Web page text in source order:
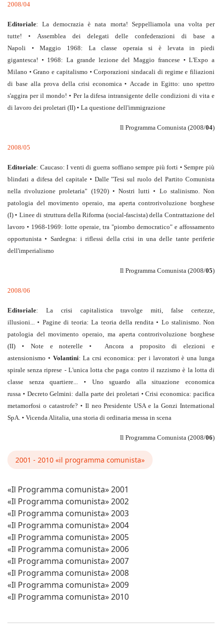
2008/04
Editoriale: La democrazia è nata morta! Seppelliamola una volta per
tutte! • Assemblea dei delegati delle confederazioni di base a
Napoli • Maggio 1968: La classe operaia si è levata in piedi
gigantesca! • 1968: La grande lezione del Maggio francese • L'Expo a
Milano • Grano e capitalismo • Corporazioni sindacali di regime e filiazioni
di base alla prova della crisi economica • Accade in Egitto: uno spettro
s'aggira per il mondo! • Per la difesa intransigente delle condizioni di vita e
di lavoro dei proletari (II) • La questione dell'immigrazione
Il Programma Comunista (2008/04)
2008/05
Editoriale: Caucaso: I venti di guerra soffiano sempre più forti • Sempre più
blindati a difesa del capitale • Dalle "Tesi sul ruolo del Partito Comunista
nella rivoluzione proletaria" (1920) • Nostri lutti • Lo stalinismo. Non
patologia del movimento operaio, ma aperta controrivoluzione borghese
(I) • Linee di struttura della Riforma (social-fascista) della Contrattazione del
lavoro • 1968-1969: lotte operaie, tra "piombo democratico" e affossamento
opportunista • Sardegna: i riflessi della crisi in una delle tante periferie
dell'imperialismo
Il Programma Comunista (2008/05)
2008/06
Editoriale: La crisi capitalistica travolge miti, false certezze,
illusioni... • Pagine di teoria: La teoria della rendita • Lo stalinismo. Non
patologia del movimento operaio, ma aperta controrivoluzione borghese
(II) • Note e noterelle • Ancora a proposito di elezioni e
astensionismo • Volantini: La crsi economica: per i lavoratori è una lunga
spirale senza riprese - L'unica lotta che paga contro il razzismo è la lotta di
classe senza quartiere... • Uno sguardo alla situazione economica
russa • Decreto Gelmini: dalla parte dei proletari • Crisi economica: pacifica
metamorfosi o catastrofe? • Il neo Presidente USA e la Gonzi International
SpA. • Vicenda Alitalia, una storia di ordinaria messa in scena
Il Programma Comunista (2008/06)
2001 - 2010 «il programma comunista»
«Il Programma comunista» 2001
«Il Programma comunista» 2002
«Il Programma comunista» 2003
«Il Programma comunista» 2004
«Il Programma comunista» 2005
«Il Programma comunista» 2006
«Il Programma comunista» 2007
«Il Programma comunista» 2008
«Il Programma comunista» 2009
«Il Programma comunista» 2010